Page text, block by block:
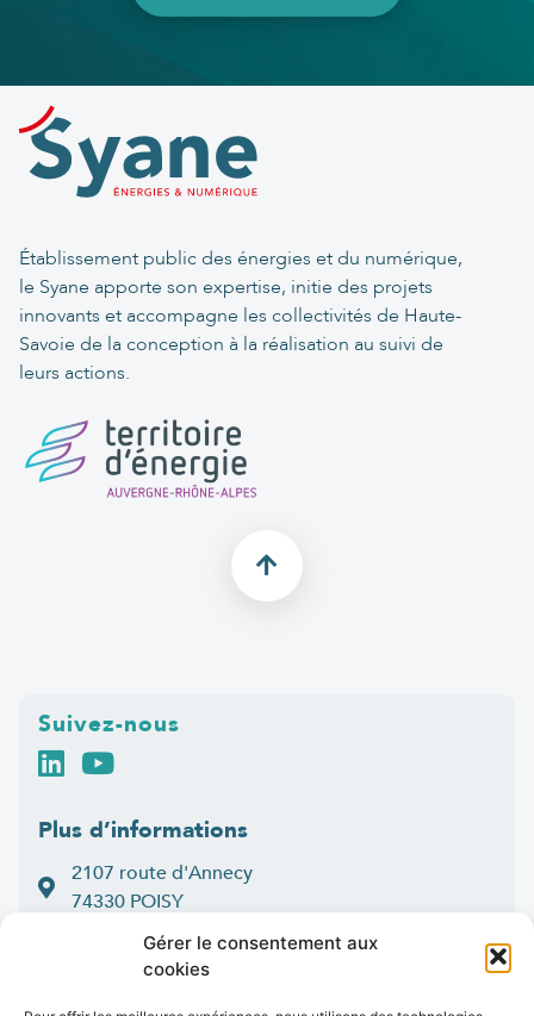
Gérer le consentement aux
cookies
Établissement public des énergies et du numérique,
le Syane apporte son expertise, initie des projets
innovants et accompagne les collectivités de Haute-
Savoie de la conception à la réalisation au suivi de
leurs actions.
Suivez-nous
Plus d’informations
2107 route d'Annecy
74330 POISY
04 50 33 50 60
Lun > jeu : 9h-12h et 14h-16h30
Ven:9h-12h et 14h-16h